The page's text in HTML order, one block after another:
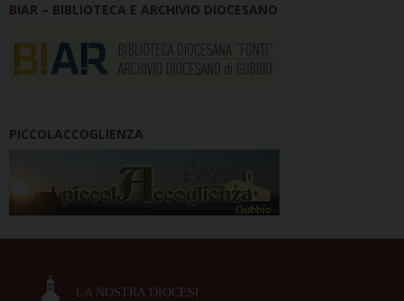
BIAR – BIBLIOTECA E ARCHIVIO DIOCESANO
PICCOLACCOGLIENZA
LA NOSTRA DIOCESI